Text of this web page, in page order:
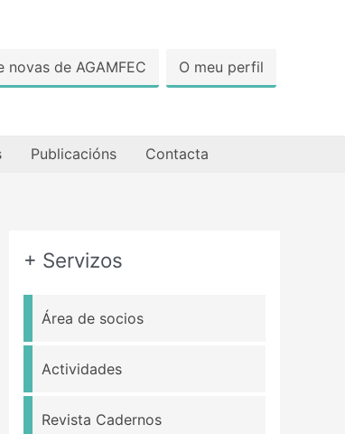
novas de AGAMFEC O meu perfil
Publicacións Contacta
+ Servizos
Área de socios
Actividades
Revista Cadernos